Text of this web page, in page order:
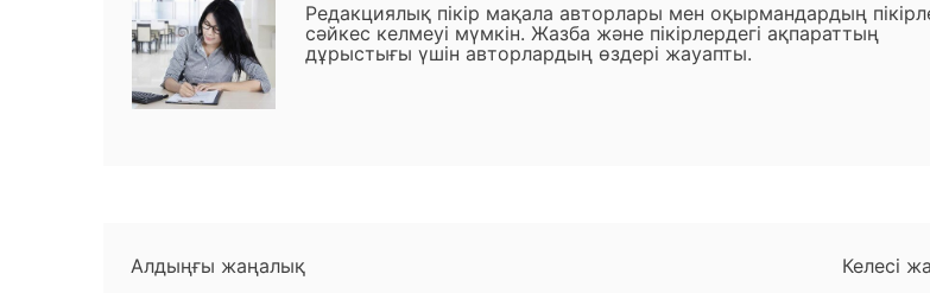
Редакциялық пікір мақала авторлары мен оқырмандардың
сәйкес келмеуі мүмкін. Жазба және пікірлердегі ақпараттың
дұрыстығы үшін авторлардың өздері жауапты.
Алдыңғы жаңалық Келесі